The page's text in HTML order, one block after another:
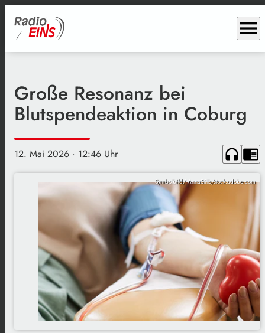
menu
Große Resonanz bei
Blutspendeaktion in Coburg
12. Mai 2026 · 12:46 Uhr headphones chrome_reader_mode
Symbolbild/ AnnaStills/stock.adobe.com